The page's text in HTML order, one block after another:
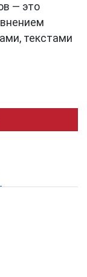
— это
текстами